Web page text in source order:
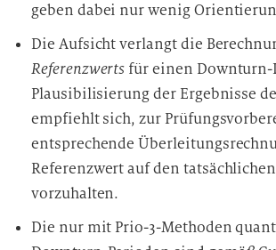
geben dabei nur wenig
Die Aufsicht verlangt die
Referenzwerts für einen Downturn-
Plausibilisierung der Ergebnisse
empfiehlt sich, zur
entsprechende
Referenzwert auf den
vorzuhalten.
Die nur mit Prio-3-Methoden